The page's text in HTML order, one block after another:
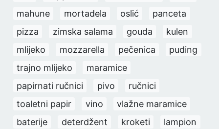
mahune
mortadela oslić
panceta
pizza
zimska salama gouda
kulen
mlijeko
mozzarella pečenica
puding
trajno mlijeko
maramice
papirnati ručnici
pivo
ručnici
toaletni papir
vino
vlažne maramice
baterije
deterdžent kroketi
lampion